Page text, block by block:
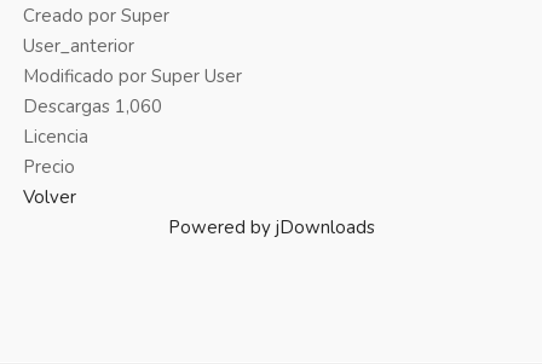
Creado por Super
User_anterior
Modificado por Super User
Descargas 1,060
Licencia
Precio
Volver
Powered by jDownloads